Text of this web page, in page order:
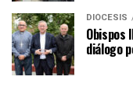
DIÓCESIS
Obispos
diálogo